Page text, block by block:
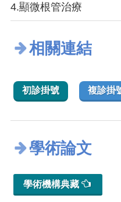
4.顯微根管治療
相關連結
初診掛號 複診掛
學術論文
學術機構典藏